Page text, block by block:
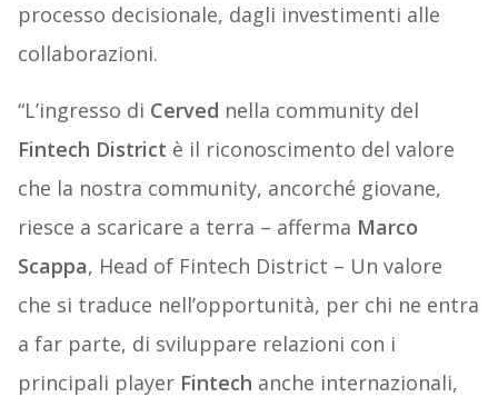
processo decisionale, dagli investimenti alle
collaborazioni.
“L’ingresso di Cerved nella community del
Fintech District è il riconoscimento del valore
che la nostra community, ancorché giovane,
riesce a scaricare a terra – afferma Marco
Scappa, Head of Fintech District – Un valore
che si traduce nell’opportunità, per chi ne entra
a far parte, di sviluppare relazioni con i
principali player Fintech anche internazionali,